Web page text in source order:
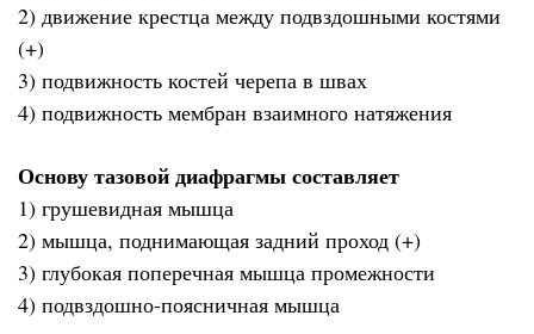
2) движение крестца между подвздошными костями
(+)
3) подвижность костей черепа в швах
4) подвижность мембран взаимного натяжения
Основу тазовой диафрагмы составляет
1) грушевидная мышца
2) мышца, поднимающая задний проход (+)
3) глубокая поперечная мышца промежности
4) подвздошно-поясничная мышца